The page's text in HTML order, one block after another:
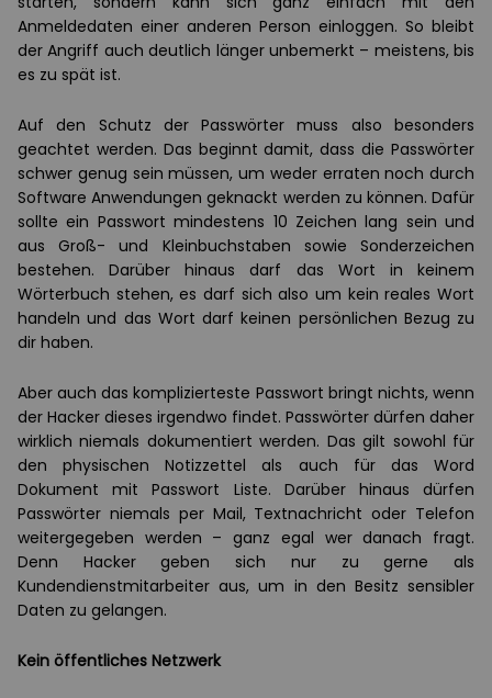
Anmeldedaten einer anderen Person einloggen. So bleibt
der Angriff auch deutlich länger unbemerkt – meistens, bis
es zu spät ist.
Auf den Schutz der Passwörter muss also besonders
geachtet werden. Das beginnt damit, dass die Passwörter
schwer genug sein müssen, um weder erraten noch durch
Software Anwendungen geknackt werden zu können. Dafür
sollte ein Passwort mindestens 10 Zeichen lang sein und
aus Groß- und Kleinbuchstaben sowie Sonderzeichen
bestehen. Darüber hinaus darf das Wort in keinem
Wörterbuch stehen, es darf sich also um kein reales Wort
handeln und das Wort darf keinen persönlichen Bezug zu
dir haben.
Aber auch das komplizierteste Passwort bringt nichts, wenn
der Hacker dieses irgendwo findet. Passwörter dürfen daher
wirklich niemals dokumentiert werden. Das gilt sowohl für
den physischen Notizzettel als auch für das Word
Dokument mit Passwort Liste. Darüber hinaus dürfen
Passwörter niemals per Mail, Textnachricht oder Telefon
weitergegeben werden – ganz egal wer danach fragt.
Denn Hacker geben sich nur zu gerne als
Kundendienstmitarbeiter aus, um in den Besitz sensibler
Daten zu gelangen.
Kein öffentliches Netzwerk